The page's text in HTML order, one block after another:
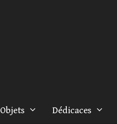
Objets Dédicaces